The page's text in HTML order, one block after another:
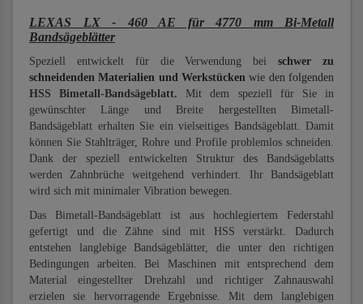
LEXAS LX - 460 AE für 4770 mm Bi-Metall
Bandsägeblätter
Speziell entwickelt für die Verwendung beischwer zu
schneidenden Materialien und Werkstücken wie den folgenden
HSS Bimetall-Bandsägeblatt. Mit dem speziell für Sie in
gewünschter Länge und Breite hergestellten Bimetall-
Bandsägeblatt erhalten Sie ein vielseitiges Bandsägeblatt. Damit
können Sie Stahlträger, Rohre und Profile problemlos schneiden.
Dank der speziell entwickelten Struktur des Bandsägeblatts
werden Zahnbrüche weitgehend verhindert. Ihr Bandsägeblatt
wird sich mit minimaler Vibration bewegen.
Das Bimetall-Bandsägeblatt ist aus hochlegiertem Federstahl
gefertigt und die Zähne sind mit HSS verstärkt. Dadurch
entstehen langlebige Bandsägeblätter, die unter den richtigen
Bedingungen arbeiten. Bei Maschinen mit entsprechend dem
Material eingestellter Drehzahl und richtiger Zahnauswahl
erzielen sie hervorragende Ergebnisse. Mit dem langlebigen